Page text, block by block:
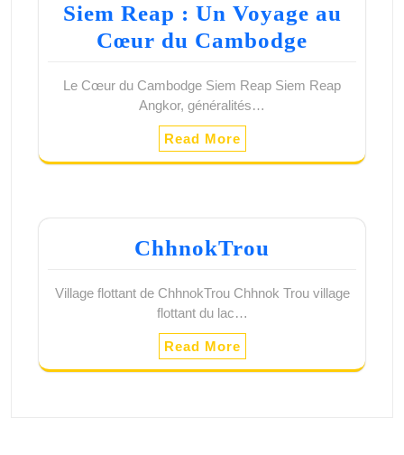
Siem Reap : Un Voyage au
Cœur du Cambodge
Le Cœur du Cambodge Siem Reap Siem Reap
Angkor, généralités…
Read More
ChhnokTrou
Village flottant de ChhnokTrou Chhnok Trou village
flottant du lac…
Read More